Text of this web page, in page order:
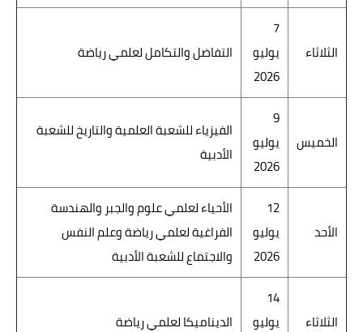
الثلاثاء
7
يوليو
2026
التفاضل والتكامل لعلمي رياضة
الخميس
9
يوليو
2026
الفيزياء للشعبة العلمية والتاريخ للشعبة
الأدبية
الأحد
12
يوليو
2026
الأحياء لعلمي علوم والجبر والهندسة
الفراغية لعلمي رياضة وعلم النفس
والاجتماع للشعبة الأدبية
الثلاثاء
14
يوليو
الديناميكا لعلمي رياضة